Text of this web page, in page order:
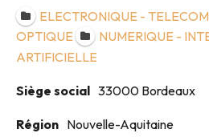
ELECTRONIQUE -
OPTIQUE
NUMERIQUE -
ARTIFICIELLE
Siège social 33000 Bordeaux
Région Nouvelle-Aquitaine